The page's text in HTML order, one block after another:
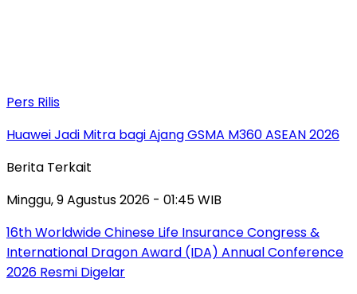
Pers Rilis
Huawei Jadi Mitra bagi Ajang GSMA M360 ASEAN 2026
Berita Terkait
Minggu, 9 Agustus 2026 - 01:45 WIB
16th Worldwide Chinese Life Insurance Congress &
International Dragon Award (IDA) Annual Conference
2026 Resmi Digelar